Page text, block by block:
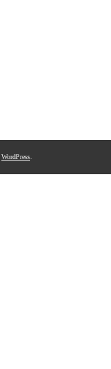
WordPress